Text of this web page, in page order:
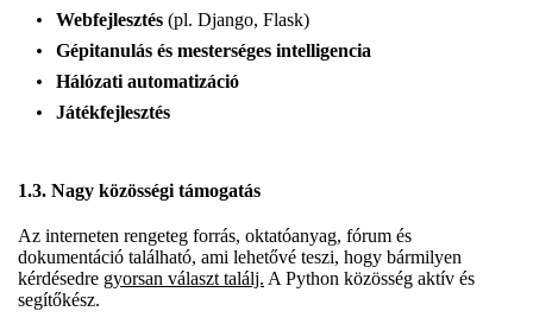
Webfejlesztés (pl. Django, Flask)
Gépitanulás és mesterséges intelligencia
Hálózati automatizáció
Játékfejlesztés
1.3. Nagy közösségi támogatás
Az interneten rengeteg forrás, oktatóanyag, fórum és
dokumentáció található, ami lehetővé teszi, hogy bármilyen
kérdésedre gyorsan választ találj. A Python közösség aktív és
segítőkész.